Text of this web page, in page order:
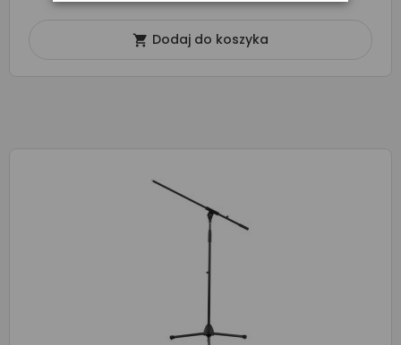
 Dodaj do koszyka